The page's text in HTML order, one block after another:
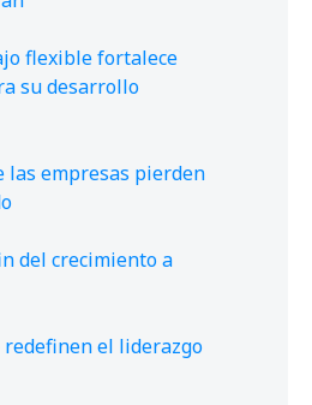
flexible fortalece
su desarrollo
las empresas pierden
del crecimiento a
redefinen el liderazgo